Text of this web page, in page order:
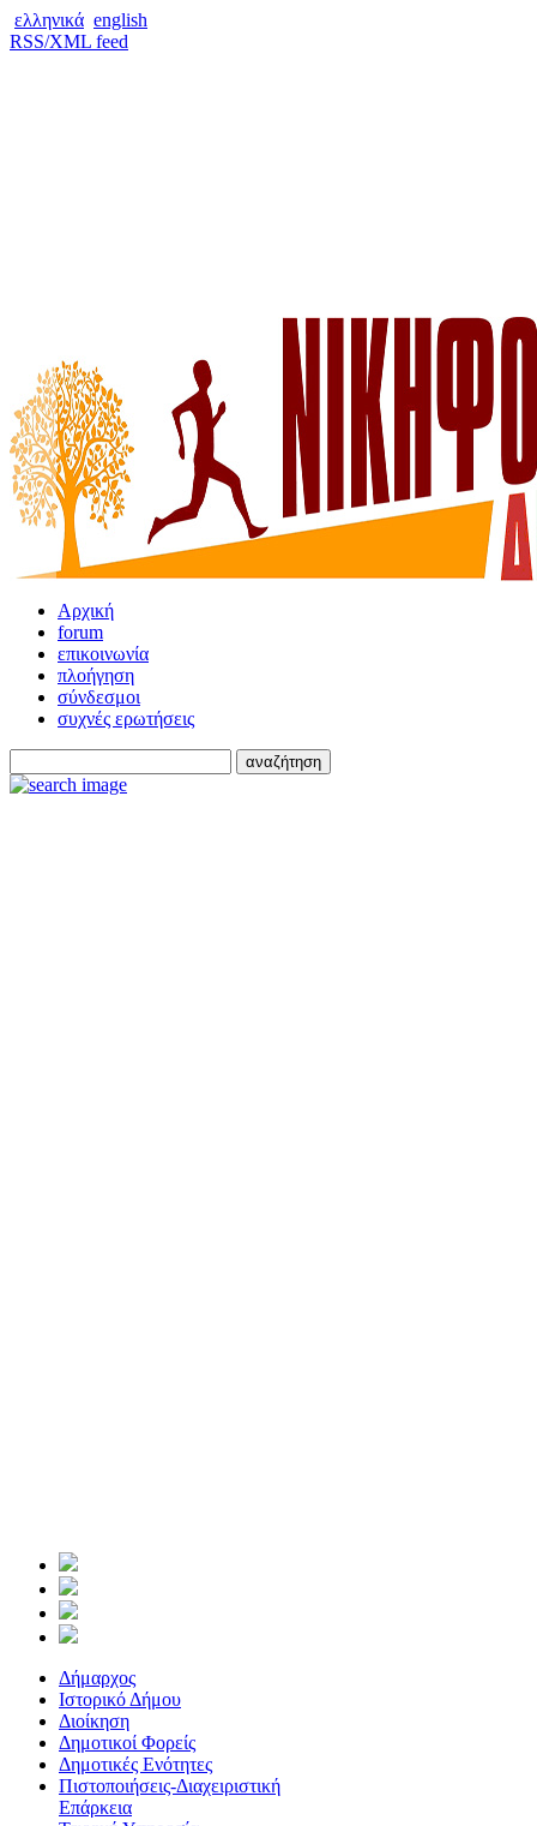
ελληνικά english
RSS/XML feed
Αρχική
forum
επικοινωνία
πλοήγηση
σύνδεσμοι
συχνές ερωτήσεις
Δήμαρχος
Ιστορικό Δήμου
Διοίκηση
Δημοτικοί Φορείς
Δημοτικές Ενότητες
Πιστοποιήσεις-Διαχειριστική
Επάρκεια